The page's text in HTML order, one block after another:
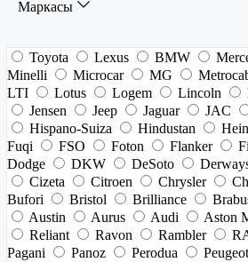
Маркасы
Toyota Lexus BMW
Minelli
Microcar MG
LTI
Lotus Logem Lincoln
Jensen
Jeep Jaguar JAC
Hispano-Suiza
Hindustan
Fuqi
FSO Foton Flanker
Dodge
DKW DeSoto
Cizeta
Citroen Chrysler
Bufori
Bristol Brilliance
Austin
Aurus Audi Aston
Reliant
Ravon Rambler
Pagani
Panoz Perodua Peugeot